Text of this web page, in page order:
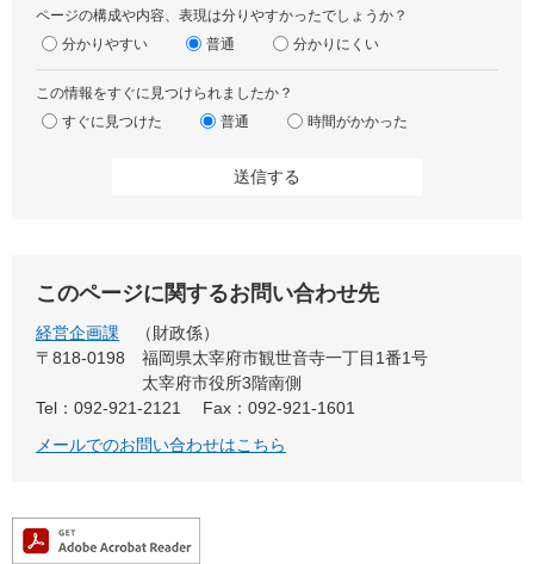
ページの構成や内容、表現は分りやすかったでしょうか？
分かりやすい
普通 分かりにくい
この情報をすぐに見つけられましたか？
すぐに見つけた
普通 時間がかかった
このページに関するお問い合わせ先
経営企画課
財政係
〒818-0198
福岡県太宰府市観世音寺一丁目1番1号
太宰府市役所3階南側
Tel：092-921-2121
Fax：092-921-1601
メールでのお問い合わせはこちら